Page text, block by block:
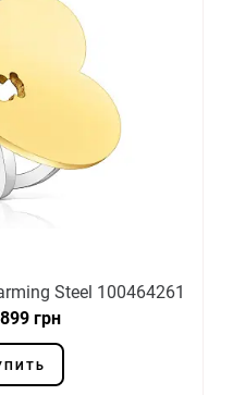
Steel 100464261
грн